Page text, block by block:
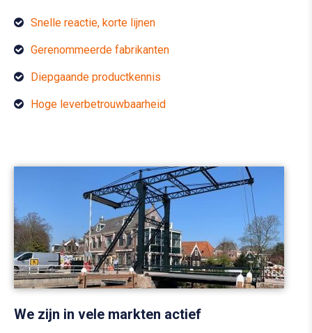
Snelle reactie, korte lijnen
Gerenommeerde fabrikanten
Diepgaande productkennis
Hoge leverbetrouwbaarheid
We zijn in vele markten actief